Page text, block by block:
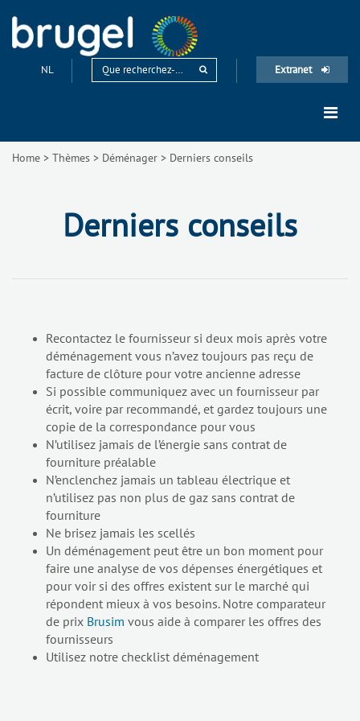
NL Extranet
Home > Thèmes > Déménager > Derniers conseils
Derniers conseils
Recontactez le fournisseur si deux mois après votre
déménagement vous n’avez toujours pas reçu de
facture de clôture pour votre ancienne adresse
Si possible communiquez avec un fournisseur par
écrit, voire par recommandé, et gardez toujours une
copie de la correspondance pour vous
N’utilisez jamais de l’énergie sans contrat de
fourniture préalable
N’enclenchez jamais un tableau électrique et
n’utilisez pas non plus de gaz sans contrat de
fourniture
Ne brisez jamais les scellés
Un déménagement peut être un bon moment pour
faire une analyse de vos dépenses énergétiques et
pour voir si des offres existent sur le marché qui
répondent mieux à vos besoins. Notre comparateur
de prix Brusim vous aide à comparer les offres des
fournisseurs
Utilisez notre checklist déménagement